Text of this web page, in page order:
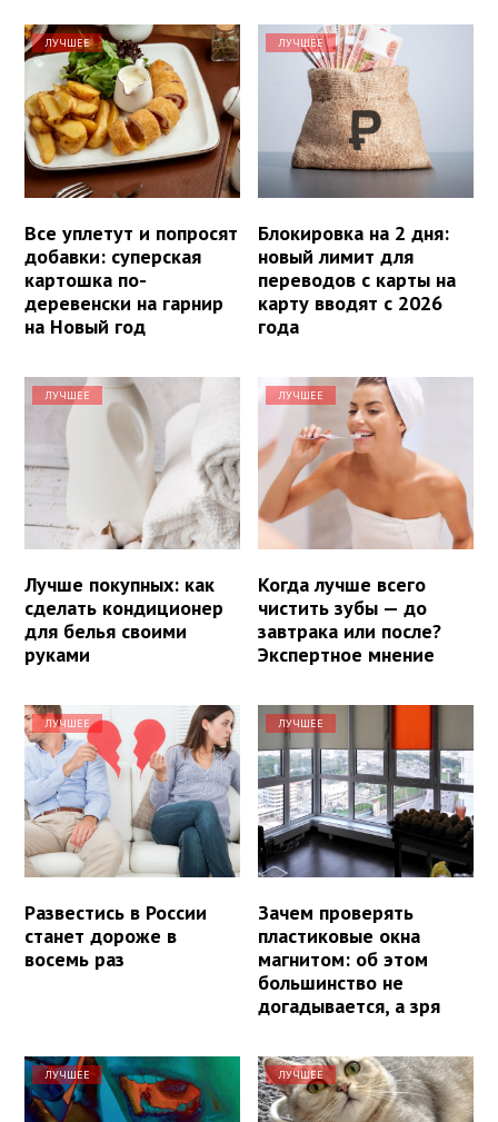
ЛУЧШЕЕ
Все уплетут и попросят
добавки: суперская
картошка по-
деревенски на гарнир
на Новый год
ЛУЧШЕЕ
Блокировка на 2 дня:
новый лимит для
переводов с карты на
карту вводят с 2026
года
ЛУЧШЕЕ
Лучше покупных: как
сделать кондиционер
для белья своими
руками
ЛУЧШЕЕ
Когда лучше всего
чистить зубы — до
завтрака или после?
Экспертное мнение
ЛУЧШЕЕ
Развестись в России
станет дороже в
восемь раз
ЛУЧШЕЕ
Зачем проверять
пластиковые окна
магнитом: об этом
большинство не
догадывается, а зря
ЛУЧШЕЕ ЛУЧШЕЕ